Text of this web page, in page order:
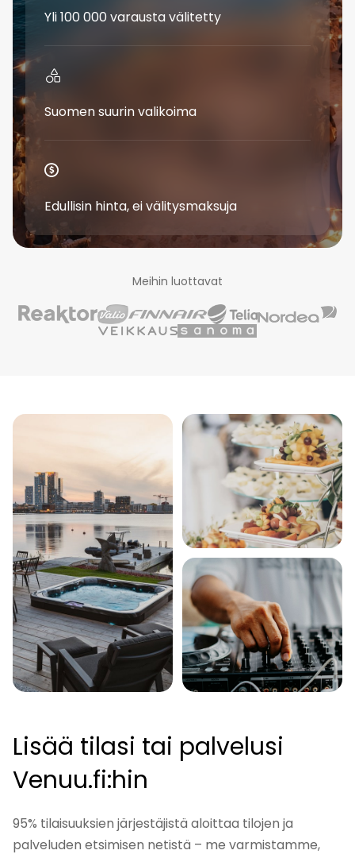
Yli 100 000 varausta välitetty
Suomen suurin valikoima
Edullisin hinta, ei välitysmaksuja
Meihin luottavat
Lisää tilasi tai palvelusi
Venuu.fi:hin
95% tilaisuuksien järjestäjistä aloittaa tilojen ja
palveluden etsimisen netistä – me varmistamme,